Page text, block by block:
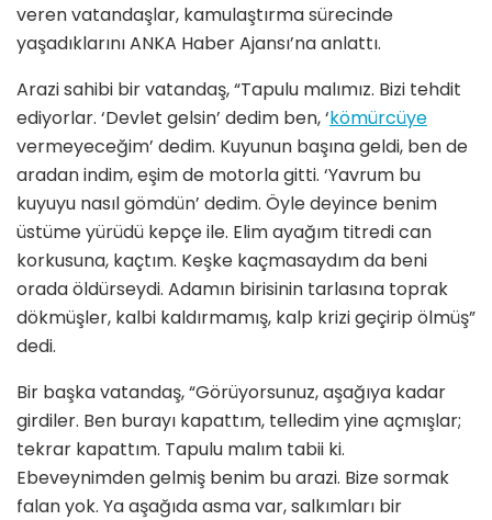
veren vatandaşlar, kamulaştırma sürecinde
yaşadıklarını ANKA Haber Ajansı’na anlattı.
Arazi sahibi bir vatandaş, “Tapulu malımız. Bizi tehdit
ediyorlar. ‘Devlet gelsin’ dedim ben, ‘kömürcüye
vermeyeceğim’ dedim. Kuyunun başına geldi, ben de
aradan indim, eşim de motorla gitti. ‘Yavrum bu
kuyuyu nasıl gömdün’ dedim. Öyle deyince benim
üstüme yürüdü kepçe ile. Elim ayağım titredi can
korkusuna, kaçtım. Keşke kaçmasaydım da beni
orada öldürseydi. Adamın birisinin tarlasına toprak
dökmüşler, kalbi kaldırmamış, kalp krizi geçirip ölmüş”
dedi.
Bir başka vatandaş, “Görüyorsunuz, aşağıya kadar
girdiler. Ben burayı kapattım, telledim yine açmışlar;
tekrar kapattım. Tapulu malım tabii ki.
Ebeveynimden gelmiş benim bu arazi. Bize sormak
falan yok. Ya aşağıda asma var, salkımları bir